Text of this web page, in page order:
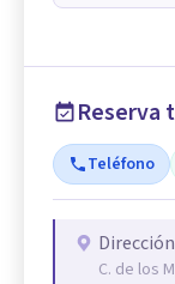
Reserva
Teléfono
C. de los